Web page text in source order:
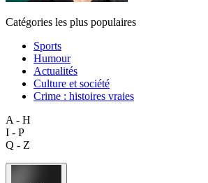
Catégories les plus populaires
Sports
Humour
Actualités
Culture et société
Crime : histoires vraies
A - H
I - P
Q - Z